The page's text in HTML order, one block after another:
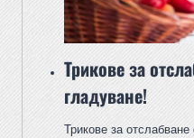
Трикове за
гладуване!
Трикове за